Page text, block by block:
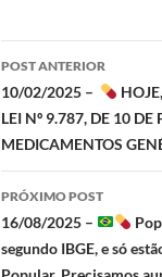
Navegação
de
posts
POST ANTERIOR
10/02/2025 –
LEI Nº 9.787, DE 10 DE
MEDICAMENTOS
PRÓXIMO POST
16/08/2025 –
segundo IBGE, e só